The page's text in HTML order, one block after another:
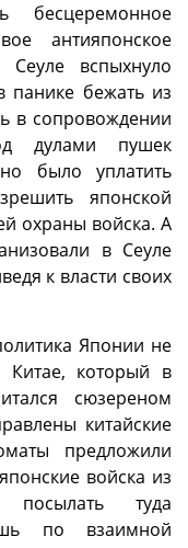
бесцеремонное
антияпонское
вспыхнуло
панике бежать из
в сопровождении
дулами пушек
было уплатить
японской
охраны войска. А
в Сеуле
к власти своих
Японии не
Китае, который в
сюзереном
китайские
предложили
войска из
туда
по взаимной